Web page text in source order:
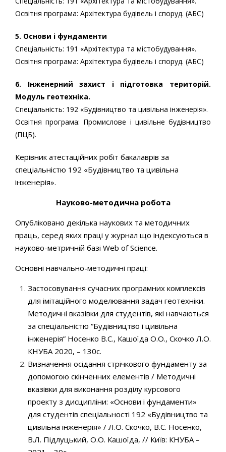
Освітня програма: Архітектура будівель і споруд. (АБС)
5. Основи і фундаменти
Спеціальність: 191 «Архітектура та містобудування».
Освітня програма: Архітектура будівель і споруд. (АБС)
6. Інженерний захист і підготовка територій.
Модуль геотехніка.
Спеціальність: 192 «Будівництво та цивільна інженерія».
Освітня програма: Промислове і цивільне будівництво
(ПЦБ).
Керівник атестаційних робіт бакалаврів за
спеціальністю 192 «Будівництво та цивільна
інженерія».
Науково-методична робота
Опубліковано декілька наукових та методичних
праць, серед яких праці у журнал що індексуються в
науково-метричній базі Web of Science.
Основні навчально-методичні праці:
Застосовування сучасних програмних комплексів
для імітаційного моделювання задач геотехніки.
Методичні вказівки для студентів, які навчаються
за спеціальністю “Будівництво і цивільна
інженерія” Носенко В.С., Кашоїда О.О., Скочко Л.О.
КНУБА 2020, – 130с.
Визначення осідання стрічкового фундаменту за
допомогою скінченних елементів / Методичні
вказівки для виконання розділу курсового
проекту з дисципліни: «Основи і фундаменти»
для студентів спеціальності 192 «Будівництво та
цивільна інженерія» / Л.О. Скочко, В.С. Носенко,
В.Л. Підлуцький, О.О. Кашоїда, // Київ: КНУБА –